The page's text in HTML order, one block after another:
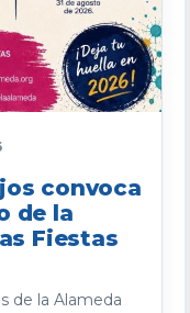
convoca
de la
Fiestas
de la Alameda